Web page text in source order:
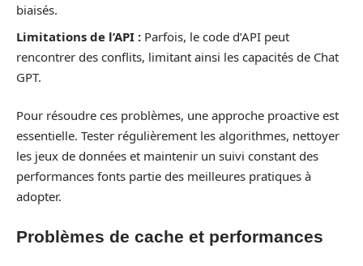
biaisés.
Limitations de l’API : Parfois, le code d’API peut
rencontrer des conflits, limitant ainsi les capacités de Chat
GPT.
Pour résoudre ces problèmes, une approche proactive est
essentielle. Tester régulièrement les algorithmes, nettoyer
les jeux de données et maintenir un suivi constant des
performances fonts partie des meilleures pratiques à
adopter.
Problèmes de cache et performances